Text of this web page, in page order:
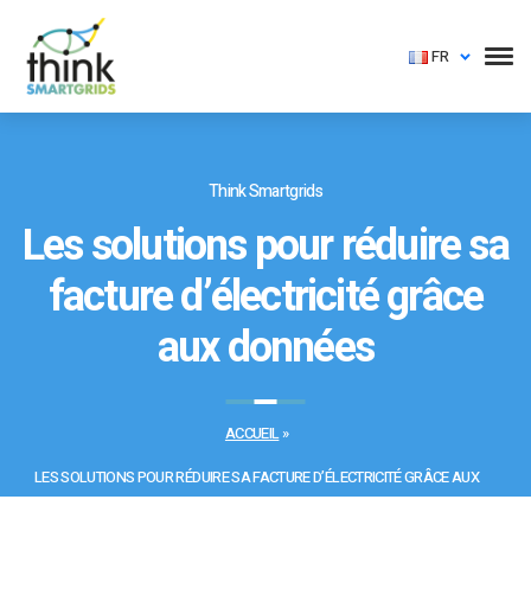
FR
Think Smartgrids
​Les solutions pour réduire sa
facture d’électricité grâce
aux données
ACCUEIL»
​LES SOLUTIONS POUR RÉDUIRE SA FACTURE D’ÉLECTRICITÉ GRÂCE AUX